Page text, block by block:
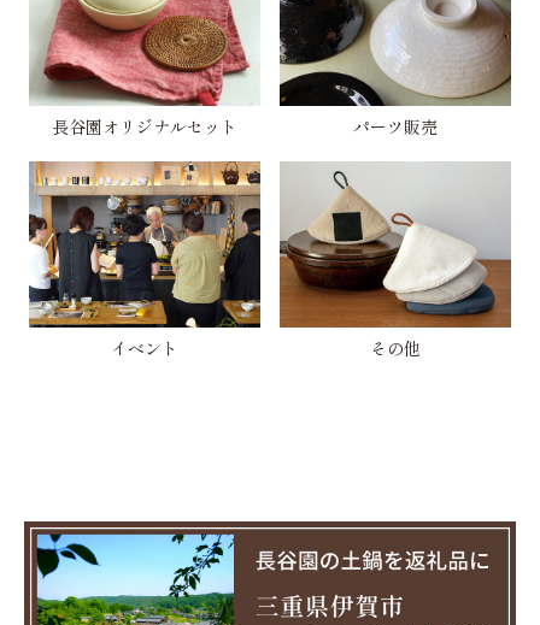
長谷園オリジナルセット パーツ販売
イベント その他